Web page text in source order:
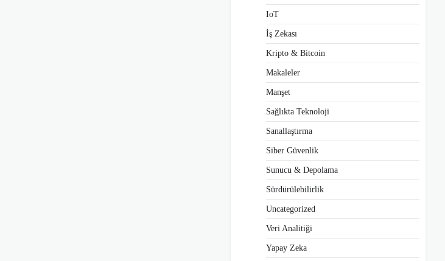
IoT
İş Zekası
Kripto & Bitcoin
Makaleler
Manşet
Sağlıkta Teknoloji
Sanallaştırma
Siber Güvenlik
Sunucu & Depolama
Sürdürülebilirlik
Uncategorized
Veri Analitiği
Yapay Zeka